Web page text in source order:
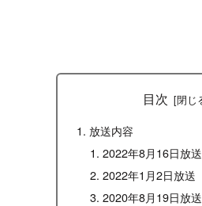
目次
放送内容
2022年8月16日放送
2022年1月2日放送
2020年8月19日放送